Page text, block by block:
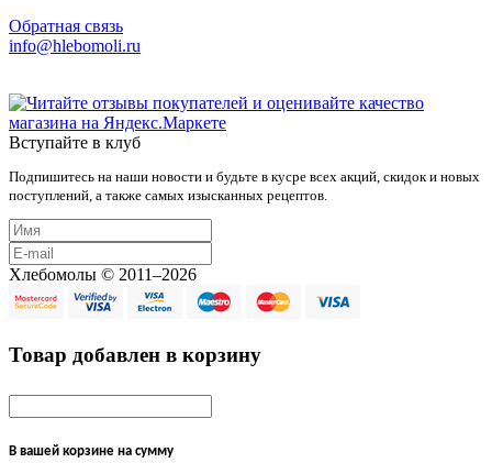
Обратная связь
info@hlebomoli.ru
Вступайте в клуб
Подпишитесь на наши новости и будьте в кусре всех акций, скидок и новых
поступлений, а также самых изысканных рецептов.
Хлебомолы © 2011–2026
Товар добавлен в корзину
В вашей корзине на сумму